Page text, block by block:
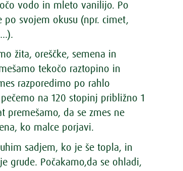
vodo in mleto vanilijo. Po
po svojem okusu (npr. cimet,
žita, oreščke, semena in
tekočo raztopino in
razporedimo po rahlo
na 120 stopinj približno 1
premešamo, da se zmes ne
ko malce porjavi.
sadjem, ko je še topla, in
grude. Počakamo,da se ohladi,